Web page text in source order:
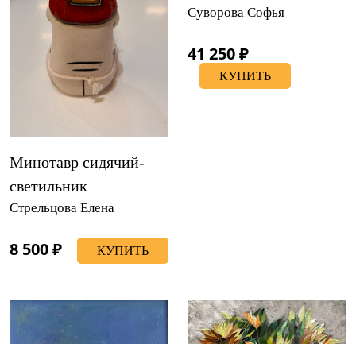
Минотавр сидячий-
светильник
Стрельцова Елена
8 500 ₽ КУПИТЬ
Суворова Софья
41 250 ₽
КУПИТЬ